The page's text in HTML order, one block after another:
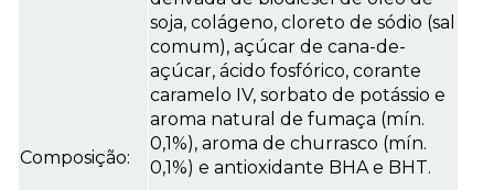
Composição:
soja, colágeno, cloreto de sódio (sal
comum), açúcar de cana-de-
açúcar, ácido fosfórico, corante
caramelo IV, sorbato de potássio e
aroma natural de fumaça (mín.
0,1%), aroma de churrasco (mín.
0,1%) e antioxidante BHA e BHT.